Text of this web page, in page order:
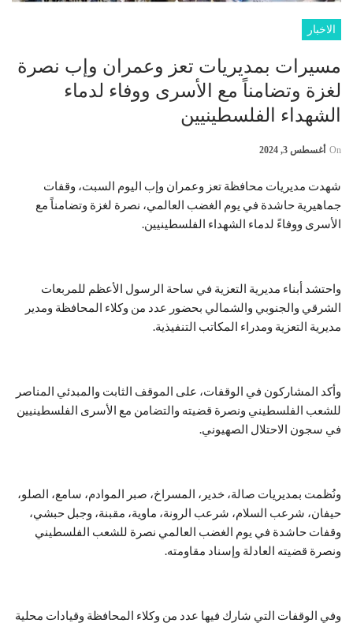
الاخبار
مسيرات بمديريات تعز وعمران وإب نصرة
لغزة وتضامناً مع الأسرى ووفاء لدماء
الشهداء الفلسطينيين
On أغسطس 3, 2024
شهدت مديريات محافظة تعز وعمران وإب اليوم السبت، وقفات
جماهيرية حاشدة في يوم الغضب العالمي، نصرة لغزة وتضامناً مع
الأسرى ووفاءً لدماء الشهداء الفلسطينيين.
واحتشد أبناء مديرية التعزية في ساحة الرسول الأعظم للمربعات
الشرقي والجنوبي والشمالي بحضور عدد من وكلاء المحافظة ومدير
مديرية التعزية ومدراء المكاتب التنفيذية.
وأكد المشاركون في الوقفات، على الموقف الثابت والمبدئي المناصر
للشعب الفلسطيني ونصرة قضيته والتضامن مع الأسرى الفلسطينيين
في سجون الاحتلال الصهيوني.
ونُظمت بمديريات صالة، خدير، المسراخ، صبر الموادم، سامع، الصلو،
حيفان، شرعب السلام، شرعب الرونة، ماوية، مقبنة، وجبل حبشي،
وقفات حاشدة في يوم الغضب العالمي نصرة للشعب الفلسطيني
ونصرة قضيته العادلة وإسناد مقاومته.
وفي الوقفات التي شارك فيها عدد من وكلاء المحافظة وقيادات محلية